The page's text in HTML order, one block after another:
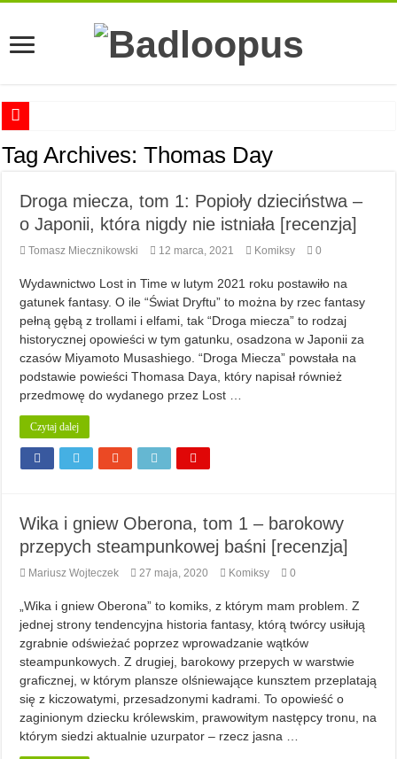
Anna Romaszkan – Praca w prosektorium nie pomaga oswoić się ze
Najlepsze mangi dla dorosłych
Najciekawsze zapowiedzi komiksowe na 2023 rok
Tag Archives:Thomas Day
Droga miecza, tom 1: Popioły dzieciństwa –
o Japonii, która nigdy nie istniała [recenzja]
Tomasz Miecznikowski 12 marca, 2021 Komiksy 0
Wydawnictwo Lost in Time w lutym 2021 roku postawiło na
gatunek fantasy. O ile “Świat Dryftu” to można by rzec fantasy
pełną gębą z trollami i elfami, tak “Droga miecza” to rodzaj
historycznej opowieści w tym gatunku, osadzona w Japonii za
czasów Miyamoto Musashiego. “Droga Miecza” powstała na
podstawie powieści Thomasa Daya, który napisał również
przedmowę do wydanego przez Lost …
Czytaj dalej
Wika i gniew Oberona, tom 1 – barokowy
przepych steampunkowej baśni [recenzja]
Mariusz Wojteczek 27 maja, 2020 Komiksy 0
„Wika i gniew Oberona” to komiks, z którym mam problem. Z
jednej strony tendencyjna historia fantasy, którą twórcy usiłują
zgrabnie odświeżać poprzez wprowadzanie wątków
steampunkowych. Z drugiej, barokowy przepych w warstwie
graficznej, w którym plansze olśniewające kunsztem przeplatają
się z kiczowatymi, przesadzonymi kadrami. To opowieść o
zaginionym dziecku królewskim, prawowitym następcy tronu, na
którym siedzi aktualnie uzurpator – rzecz jasna …